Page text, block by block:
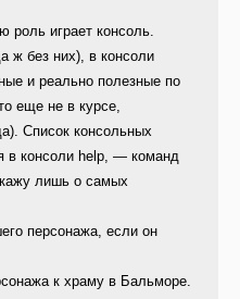
роль играет консоль.
ж без них), в консоли
и реально полезные по
еще не в курсе,
Список консольных
в консоли help, — команд
лишь о самых
персонажа, если он
к храму в Бальморе.